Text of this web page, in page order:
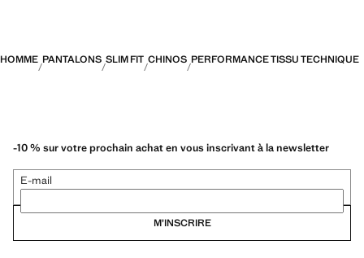
HOMME PANTALONS SLIM FIT CHINOS PERFORMANCE TISSU TECHNIQUE
-10 % sur votre prochain achat en vous inscrivant à la newsletter
E-mail
M’INSCRIRE